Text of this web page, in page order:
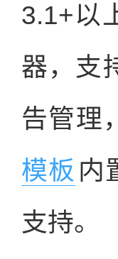
3.1+以
器，支
告管理
模板 内
支持。